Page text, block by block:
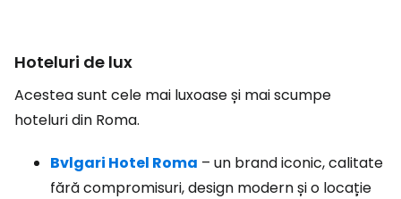
Hoteluri de lux
Acestea sunt cele mai luxoase și mai scumpe
hoteluri din Roma.
Bvlgari Hotel Roma – un brand iconic, calitate
fără compromisuri, design modern și o locație